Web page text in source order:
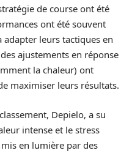
de course ont été
ont été souvent
adapter leurs tactiques en
ajustements en réponse
la chaleur) ont
maximiser leurs résultats.
Depielo, a su
intense et le stress
en lumière par des